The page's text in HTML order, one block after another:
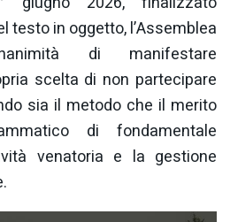
testo in oggetto, l’Assemblea
di manifestare
scelta di non partecipare
sia il metodo che il merito
di fondamentale
venatoria e la gestione